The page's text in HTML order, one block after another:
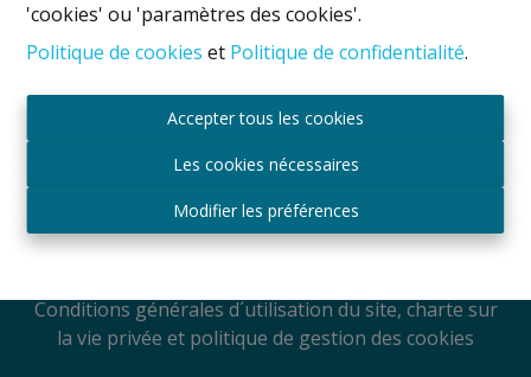
'cookies' ou 'paramètres des cookies'.
Politique de cookies et Politique de confidentialité.
Accepter tous les cookies
Les cookies nécessaires
Modifier les préférences
Titulaire IPI: David GUNEL
Agent immobilier intermédiaire et régisseur
Rue du Luxembourg 16B, 1000 Bruxelles, Belgique
du 29juin 2018
RC Professionnelle et Cautionnement via Axa
Conditions générales d´utilisation du site, charte sur
la vie privée et politique de gestion des cookies